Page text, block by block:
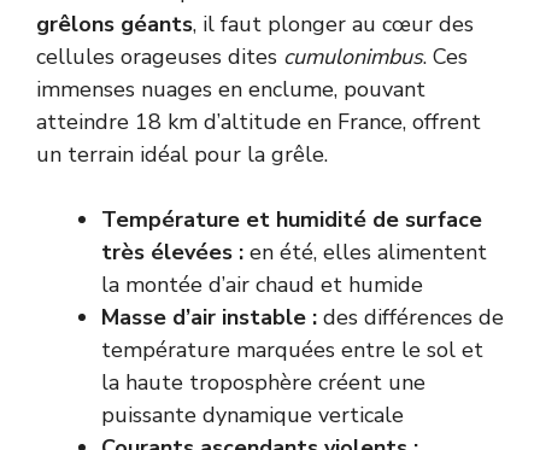
grêlons géants, il faut plonger au cœur des
cellules orageuses dites cumulonimbus. Ces
immenses nuages en enclume, pouvant
atteindre 18 km d’altitude en France, offrent
un terrain idéal pour la grêle.
Température et humidité de surface
très élevées : en été, elles alimentent
la montée d’air chaud et humide
Masse d’air instable : des différences de
température marquées entre le sol et
la haute troposphère créent une
puissante dynamique verticale